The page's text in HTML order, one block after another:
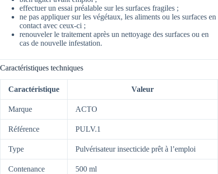
effectuer un essai préalable sur les surfaces fragiles ;
ne pas appliquer sur les végétaux, les aliments ou les surfaces en
contact avec ceux-ci ;
renouveler le traitement après un nettoyage des surfaces ou en
cas de nouvelle infestation.
Caractéristiques techniques
Caractéristique Valeur
Marque ACTO
Référence PULV.1
Type Pulvérisateur insecticide prêt à l’emploi
Contenance 500 ml